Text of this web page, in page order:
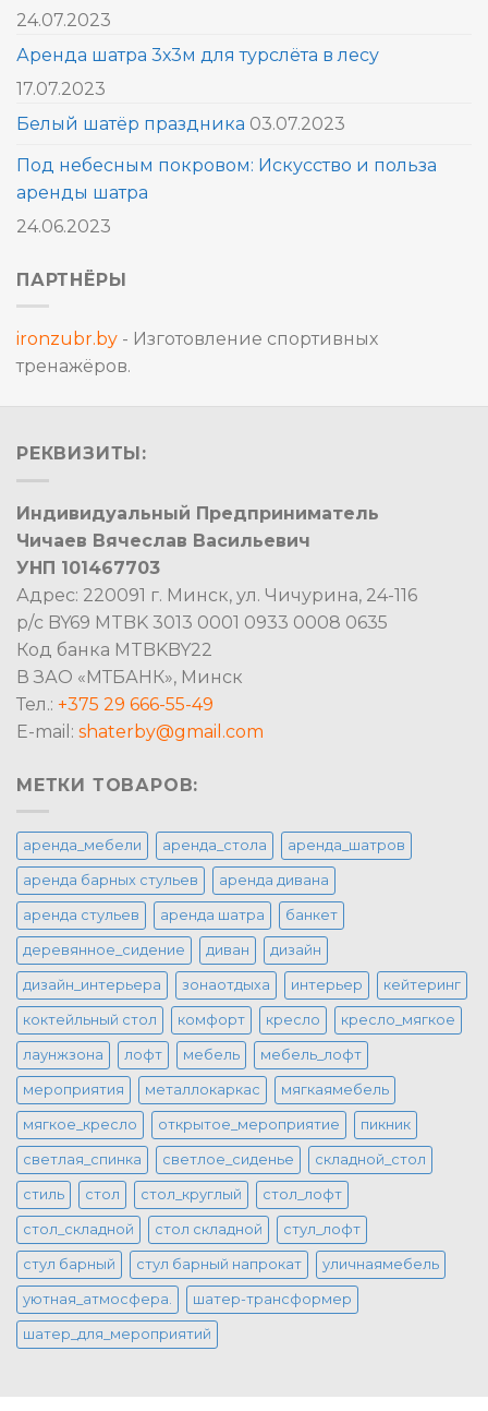
24.07.2023
Аренда шатра 3х3м для турслёта в лесу
17.07.2023
Белый шатёр праздника 03.07.2023
Под небесным покровом: Искусство и польза
аренды шатра
24.06.2023
ПАРТНЁРЫ
ironzubr.by - Изготовление спортивных
тренажёров.
РЕКВИЗИТЫ:
Индивидуальный Предприниматель
Чичаев Вячеслав Васильевич
УНП 101467703
Адрес: 220091 г. Минск, ул. Чичурина, 24-116
р/с BY69 MTBK 3013 0001 0933 0008 0635
Код банка MTBKBY22
В ЗАО «МТБАНК», Минск
Тел.: +375 29 666-55-49
E-mail: shaterby@gmail.com
МЕТКИ ТОВАРОВ:
аренда_мебели аренда_стола аренда_шатров
аренда барных стульев аренда дивана
аренда стульев аренда шатра банкет
деревянное_сидение диван дизайн
дизайн_интерьера зонаотдыха интерьер кейтеринг
коктейльный стол комфорт кресло кресло_мягкое
лаунжзона лофт мебель мебель_лофт
мероприятия металлокаркас мягкаямебель
мягкое_кресло открытое_мероприятие пикник
светлая_спинка светлое_сиденье складной_стол
стиль стол стол_круглый стол_лофт
стол_складной стол складной стул_лофт
стул барный стул барный напрокат уличнаямебель
уютная_атмосфера. шатер-трансформер
шатер_для_мероприятий